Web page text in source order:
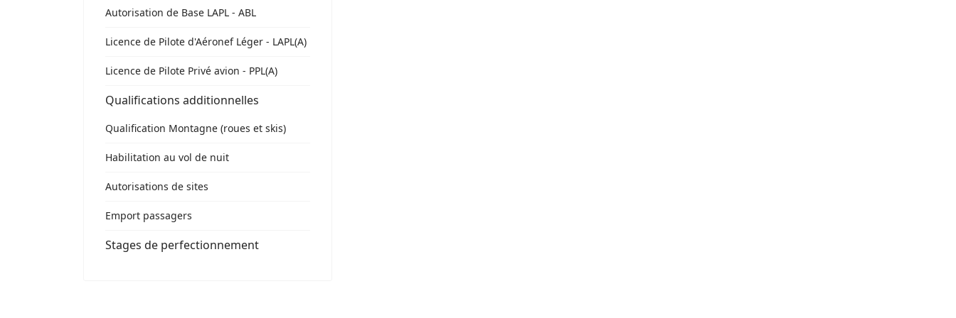
Autorisation de Base LAPL - ABL
Licence de Pilote d'Aéronef Léger - LAPL(A)
Licence de Pilote Privé avion - PPL(A)
Qualifications additionnelles
Qualification Montagne (roues et skis)
Habilitation au vol de nuit
Autorisations de sites
Emport passagers
Stages de perfectionnement